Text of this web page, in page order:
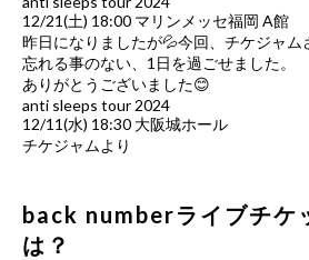
12/21(土) 18:00 マリンメッセ福岡 A館
昨日になりましたが💦今回、チケジャ
忘れる事のない、1日を過ごせました。
ありがとうございました😊
anti sleeps tour 2024
12/11(水) 18:30 大阪城ホール
チケジャムより
back numberライブチケ
は？